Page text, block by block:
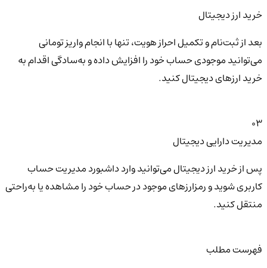
خرید ارز دیجیتال
بعد از ثبت‌نام و تکمیل احراز هویت، تنها با انجام واریز تومانی
می‌توانید موجودی حساب خود را افزایش داده و به‌سادگی اقدام به
خرید ارزهای دیجیتال کنید.
03
مدیریت دارایی دیجیتال
پس از خرید ارز دیجیتال می‌توانید وارد داشبورد مدیریت حساب
کاربری شوید و رمزارزهای موجود در حساب خود را مشاهده یا به‌راحتی
منتقل کنید.
فهرست مطلب